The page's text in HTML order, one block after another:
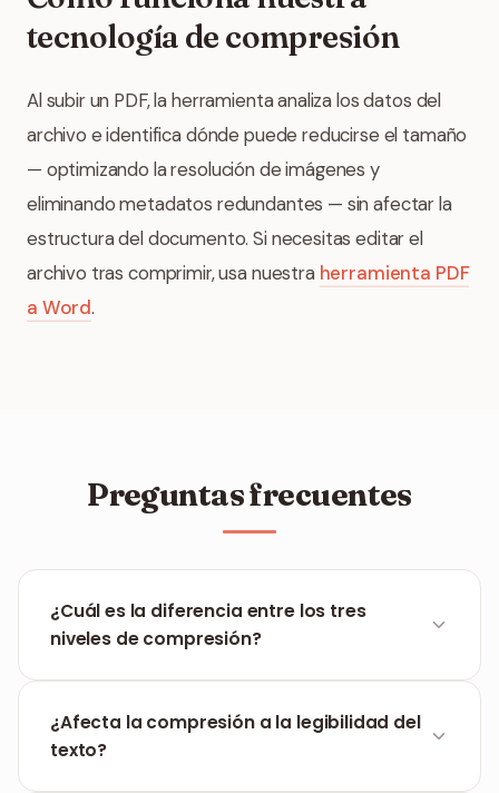
tecnología de compresión
Al subir un PDF, la herramienta analiza los datos del
archivo e identifica dónde puede reducirse el tamaño
— optimizando la resolución de imágenes y
eliminando metadatos redundantes — sin afectar la
estructura del documento. Si necesitas editar el
archivo tras comprimir, usa nuestra herramienta PDF
a Word.
Preguntas frecuentes
¿Cuál es la diferencia entre los tres
niveles de compresión?
imagen con mínima reducción de tamaño.
Compresión recomendada equilibra calidad y
¿Afecta la compresión a la legibilidad del
texto?